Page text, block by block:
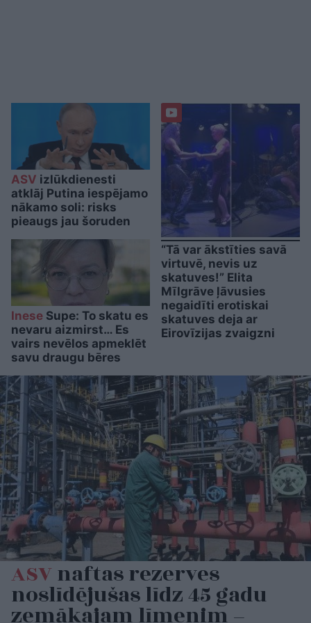
ASV izlūkdienesti
atklāj Putina iespējamo
nākamo soli: risks
pieaugs jau šoruden
Inese Supe: To skatu es
nevaru aizmirst… Es
vairs nevēlos apmeklēt
savu draugu bēres
“Tā var ākstīties savā
virtuvē, nevis uz
skatuves!” Elita
Mīlgrāve ļāvusies
negaidīti erotiskai
skatuves deja ar
Eirovīzijas zvaigzni
ASVnaftas rezerves
noslīdējušas līdz 45 gadu
zemākajam līmenim –